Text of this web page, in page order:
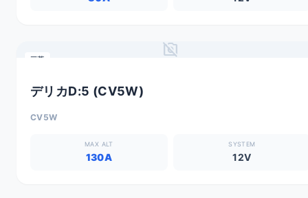
no_photography
三菱
デリカD:5 (CV5W)
CV5W
MAX ALT
130A
SYSTEM
12V